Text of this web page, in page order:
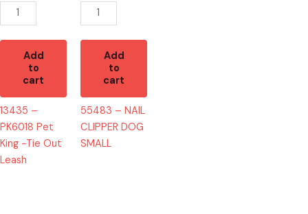
Out
quantity
Add
to
cart
13435 –
PK6018 Pet
King -Tie Out
Leash
Add
to
cart
55483 – NAIL
CLIPPER DOG
SMALL